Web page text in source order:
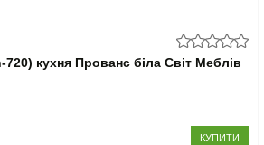
кухня Прованс біла Світ Меблів
КУПИТИ